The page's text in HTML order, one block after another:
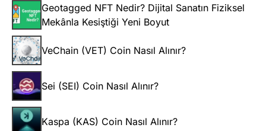
Geotagged NFT Nedir? Dijital Sanatın Fiziksel
Mekânla Kesiştiği Yeni Boyut
VeChain (VET) Coin Nasıl Alınır?
Sei (SEI) Coin Nasıl Alınır?
Kaspa (KAS) Coin Nasıl Alınır?